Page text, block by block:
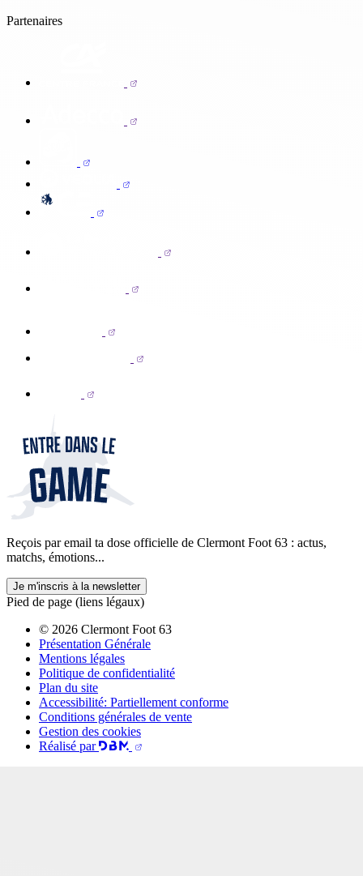
Partenaires
Reçois par email ta dose officielle de Clermont Foot 63 : actus,
matchs, émotions...
Je m'inscris à la newsletter
Pied de page (liens légaux)
© 2026 Clermont Foot 63
Présentation Générale
Mentions légales
Politique de confidentialité
Plan du site
Accessibilité: Partiellement conforme
Conditions générales de vente
Gestion des cookies
Réalisé par